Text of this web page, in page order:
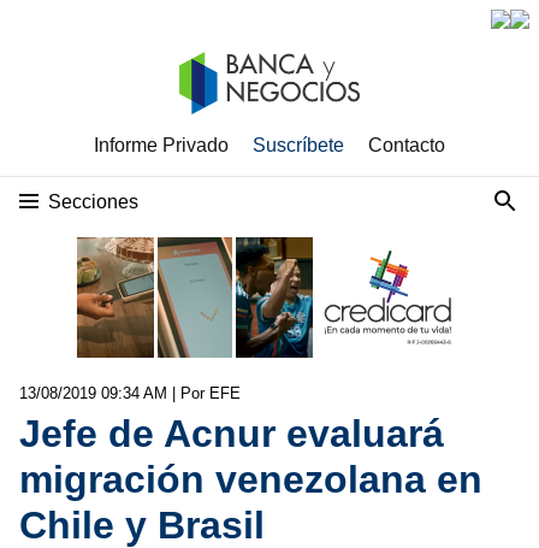
Informe Privado Suscríbete Contacto
Secciones
13/08/2019 09:34 AM | Por EFE
Jefe de Acnur evaluará
migración venezolana en
Chile y Brasil